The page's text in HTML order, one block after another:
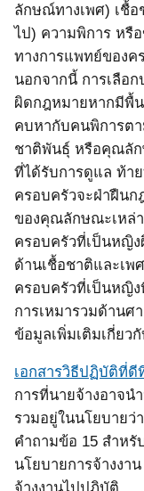
ลักษณ์ทางเพศ) เชื้
ไป) ความพิการ หรื
ทางการแพทย์ของค
นอกจากนี้ การเลือ
ผิดกฎหมายหากมีพื้
คบหากับคนพิการต
ชาติพันธุ์ หรือคุณลั
ที่ได้รับการดูแล ท้า
ครอบครัวจะฝ่าฝืน
ของคุณลักษณะเหล่
ครอบครัวที่เป็นหญิง
ด้านเชื้อชาติและเพ
ครอบครัวที่เป็นหญิ
การเหมารวมด้านศ
ข้อมูลเพิ่มเติมเกี่ยว
เอกสารวิธีปฏิบัติที่ดี
การที่นายจ้างอาจน
รวมอยู่ในนโยบายว่
คำถามข้อ 15 สำหรั
นโยบายการจ้างงา
จ้างงานไปปฏิบัติ